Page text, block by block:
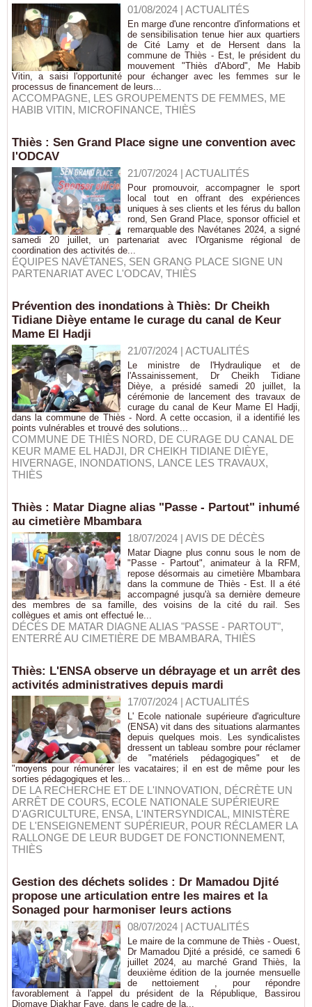
01/08/2024| ACTUALITÉS
En marge d'une rencontre d'informations et
de sensibilisation tenue hier aux quartiers
de Cité Lamy et de Hersent dans la
commune de Thiès - Est, le président du
mouvement "Thiès d'Abord", Me Habib
Vitin, a saisi l'opportunité pour échanger avec les femmes sur le
processus de financement de leurs...
ACCOMPAGNE, LES GROUPEMENTS DE FEMMES, ME
HABIB VITIN, MICROFINANCE, THIÈS
Thiès : Sen Grand Place signe une convention avec
l'ODCAV
21/07/2024| ACTUALITÉS
Pour promouvoir, accompagner le sport
local tout en offrant des expériences
uniques à ses clients et les férus du ballon
rond, Sen Grand Place, sponsor officiel et
remarquable des Navétanes 2024, a signé
samedi 20 juillet, un partenariat avec l'Organisme régional de
coordination des activités de...
ÉQUIPES NAVÉTANES, SEN GRANG PLACE SIGNE UN
PARTENARIAT AVEC L'ODCAV, THIÈS
Prévention des inondations à Thiès: Dr Cheikh
Tidiane Dièye entame le curage du canal de Keur
Mame El Hadji
21/07/2024| ACTUALITÉS
Le ministre de l'Hydraulique et de
l'Assainissement, Dr Cheikh Tidiane
Dièye, a présidé samedi 20 juillet, la
cérémonie de lancement des travaux de
curage du canal de Keur Mame El Hadji,
dans la commune de Thiès - Nord. A cette occasion, il a identifié les
points vulnérables et trouvé des solutions...
COMMUNE DE THIÈS NORD, DE CURAGE DU CANAL DE
KEUR MAME EL HADJI, DR CHEIKH TIDIANE DIÈYE,
HIVERNAGE, INONDATIONS, LANCE LES TRAVAUX,
THIÈS
Thiès : Matar Diagne alias "Passe - Partout" inhumé
au cimetière Mbambara
18/07/2024| AVIS DE DÉCÈS
Matar Diagne plus connu sous le nom de
"Passe - Partout", animateur à la RFM,
repose désormais au cimetière Mbambara
dans la commune de Thiès - Est. Il a été
accompagné jusqu'à sa dernière demeure
des membres de sa famille, des voisins de la cité du rail. Ses
collègues et amis ont effectué le...
DÉCÉS DE MATAR DIAGNE ALIAS "PASSE - PARTOUT",
ENTERRÉ AU CIMETIÈRE DE MBAMBARA, THIÈS
Thiès: L'ENSA observe un débrayage et un arrêt des
activités administratives depuis mardi
17/07/2024| ACTUALITÉS
L' Ecole nationale supérieure d'agriculture
(ENSA) vit dans des situations alarmantes
depuis quelques mois. Les syndicalistes
dressent un tableau sombre pour réclamer
de "matériels pédagogiques" et de
"moyens pour rémunérer les vacataires; il en est de même pour les
sorties pédagogiques et les...
DE LA RECHERCHE ET DE L'INNOVATION, DÉCRÈTE UN
ARRÊT DE COURS, ECOLE NATIONALE SUPÉRIEURE
D'AGRICULTURE, ENSA, L'INTERSYNDICAL , MINISTÈRE
DE L'ENSEIGNEMENT SUPÉRIEUR, POUR RÉCLAMER LA
RALLONGE DE LEUR BUDGET DE FONCTIONNEMENT,
THIÈS
Gestion des déchets solides : Dr Mamadou Djité
propose une articulation entre les maires et la
Sonaged pour harmoniser leurs actions
08/07/2024| ACTUALITÉS
Le maire de la commune de Thiès - Ouest,
Dr Mamadou Djité a présidé, ce samedi 6
juillet 2024, au marché Grand Thiès, la
deuxième édition de la journée mensuelle
de nettoiement , pour répondre
favorablement à l'appel du président de la République, Bassirou
Diomaye Diakhar Faye, dans le cadre de la...